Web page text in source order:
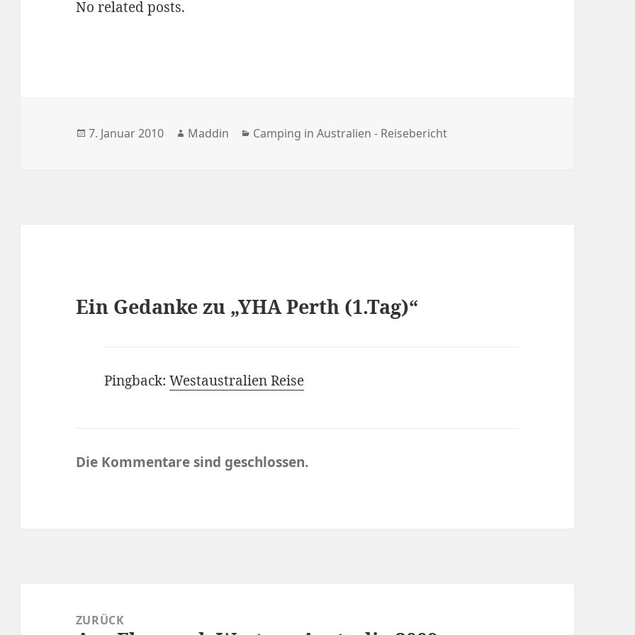
No related posts.
Veröffentlicht
7. Januar 2010 Autor
Maddin Kategorien
Camping in Australien - Reisebericht
Ein Gedanke zu „YHA Perth (1.Tag)“
Pingback: Westaustralien Reise
Die Kommentare sind geschlossen.
ZURÜCK